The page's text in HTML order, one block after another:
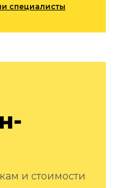
по вашему
и камня
специалисты
и стоимости